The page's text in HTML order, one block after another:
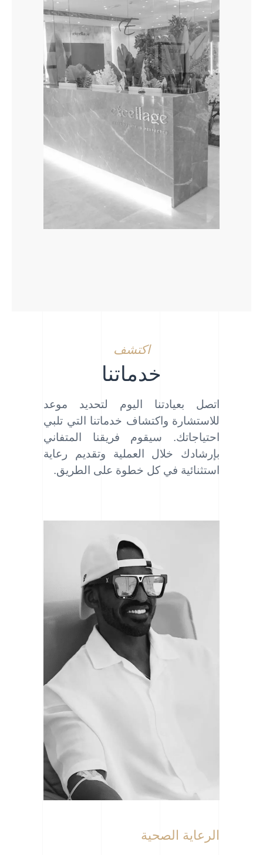
اكتشف
خدماتنا
اتصل بعيادتنا اليوم لتحديد موعد
للاستشارة واكتشاف خدماتنا التي تلبي
احتياجاتك. سيقوم فريقنا المتفاني
بإرشادك خلال العملية وتقديم رعاية
استثنائية في كل خطوة على الطريق.
الرعاية الصحية